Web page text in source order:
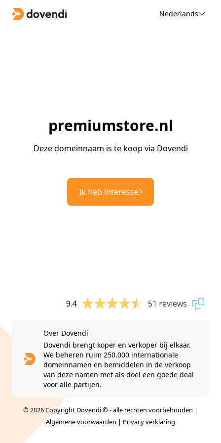
Nederlands
premiumstore.nl
Deze domeinnaam is te koop via Dovendi
Ik heb interesse
9.4 51 reviews
Over Dovendi
Dovendi brengt koper en verkoper bij elkaar.
We beheren ruim 250.000 internationale
domeinnamen en bemiddelen in de verkoop
van deze namen met als doel een goede deal
voor alle partijen.
© 2026 Copyright Dovendi © - alle rechten voorbehouden |
Algemene voorwaarden | Privacy verklaring